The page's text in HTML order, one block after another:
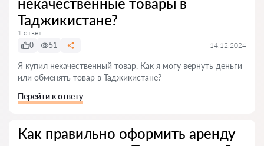
Таджикистане?
1 ответ
0
51 14.12.2024
Я купил некачественный товар. Как я могу вернуть деньги
или обменять товар в Таджикистане?
Перейти к ответу
Как правильно оформить аренду